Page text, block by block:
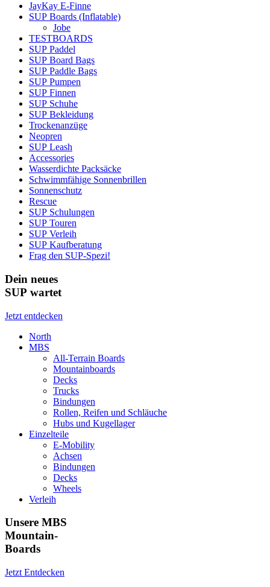
JayKay E-Finne
SUP Boards (Inflatable)
Jobe
TESTBOARDS
SUP Paddel
SUP Board Bags
SUP Paddle Bags
SUP Pumpen
SUP Finnen
SUP Schuhe
SUP Bekleidung
Trockenanzüge
Neopren
SUP Leash
Accessories
Wasserdichte Packsäcke
Schwimmfähige Sonnenbrillen
Sonnenschutz
Rescue
SUP Schulungen
SUP Touren
SUP Verleih
SUP Kaufberatung
Frag den SUP-Spezi!
Dein neues
SUP wartet
Jetzt entdecken
North
MBS
All-Terrain Boards
Mountainboards
Decks
Trucks
Bindungen
Rollen, Reifen und Schläuche
Hubs und Kugellager
Einzelteile
E-Mobility
Achsen
Bindungen
Decks
Wheels
Verleih
Unsere MBS
Mountain-
Boards
Jetzt Entdecken